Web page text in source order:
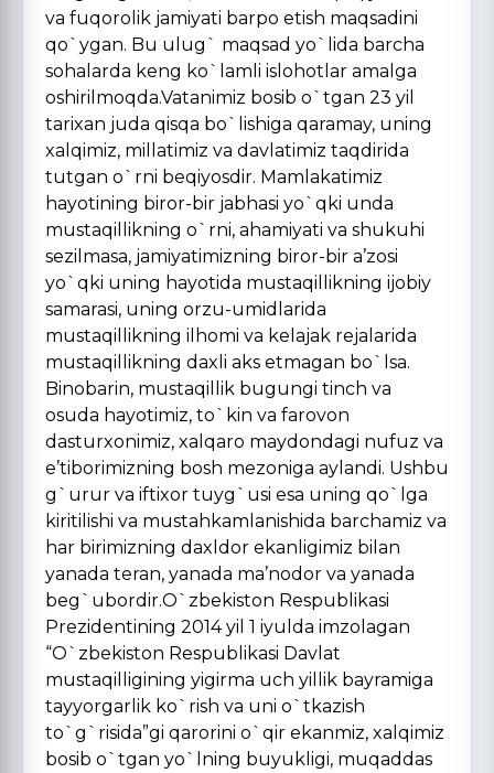
va fuqorolik jamiyati barpo etish maqsadini
qo`ygan. Bu ulug` maqsad yo`lida barcha
sohalarda keng ko`lamli islohotlar amalga
oshirilmoqda.Vatanimiz bosib o`tgan 23 yil
tarixan juda qisqa bo`lishiga qaramay, uning
xalqimiz, millatimiz va davlatimiz taqdirida
tutgan o`rni beqiyosdir. Mamlakatimiz
hayotining biror-bir jabhasi yo`qki unda
mustaqillikning o`rni, ahamiyati va shukuhi
sezilmasa, jamiyatimizning biror-bir a’zosi
yo`qki uning hayotida mustaqillikning ijobiy
samarasi, uning orzu-umidlarida
mustaqillikning ilhomi va kelajak rejalarida
mustaqillikning daxli aks etmagan bo`lsa.
Binobarin, mustaqillik bugungi tinch va
osuda hayotimiz, to`kin va farovon
dasturxonimiz, xalqaro maydondagi nufuz va
e’tiborimizning bosh mezoniga aylandi. Ushbu
g`urur va iftixor tuyg`usi esa uning qo`lga
kiritilishi va mustahkamlanishida barchamiz va
har birimizning daxldor ekanligimiz bilan
yanada teran, yanada ma’nodor va yanada
beg`ubordir.O`zbekiston Respublikasi
Prezidentining 2014 yil 1 iyulda imzolagan
“O`zbekiston Respublikasi Davlat
mustaqilligining yigirma uch yillik bayramiga
tayyorgarlik ko`rish va uni o`tkazish
to`g`risida”gi qarorini o`qir ekanmiz, xalqimiz
bosib o`tgan yo`lning buyukligi, muqaddas